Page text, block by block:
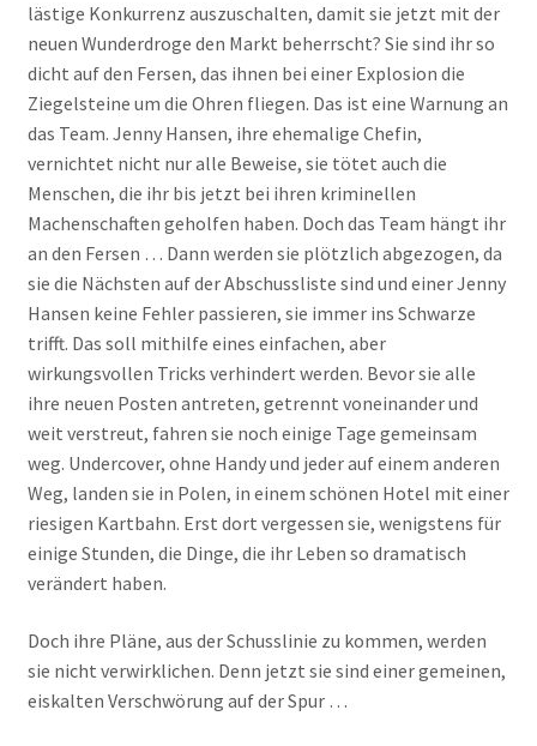
lästige Konkurrenz auszuschalten, damit sie jetzt mit der
neuen Wunderdroge den Markt beherrscht? Sie sind ihr so
dicht auf den Fersen, das ihnen bei einer Explosion die
Ziegelsteine um die Ohren fliegen. Das ist eine Warnung an
das Team. Jenny Hansen, ihre ehemalige Chefin,
vernichtet nicht nur alle Beweise, sie tötet auch die
Menschen, die ihr bis jetzt bei ihren kriminellen
Machenschaften geholfen haben. Doch das Team hängt ihr
an den Fersen … Dann werden sie plötzlich abgezogen, da
sie die Nächsten auf der Abschussliste sind und einer Jenny
Hansen keine Fehler passieren, sie immer ins Schwarze
trifft. Das soll mithilfe eines einfachen, aber
wirkungsvollen Tricks verhindert werden. Bevor sie alle
ihre neuen Posten antreten, getrennt voneinander und
weit verstreut, fahren sie noch einige Tage gemeinsam
weg. Undercover, ohne Handy und jeder auf einem anderen
Weg, landen sie in Polen, in einem schönen Hotel mit einer
riesigen Kartbahn. Erst dort vergessen sie, wenigstens für
einige Stunden, die Dinge, die ihr Leben so dramatisch
verändert haben.
Doch ihre Pläne, aus der Schusslinie zu kommen, werden
sie nicht verwirklichen. Denn jetzt sie sind einer gemeinen,
eiskalten Verschwörung auf der Spur …